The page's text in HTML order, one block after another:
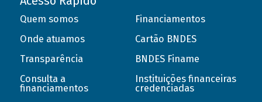
Quem somos
Onde atuamos
Transparência
Consulta a
financiamentos
Financiamentos
Cartão BNDES
BNDES Finame
Instituições financeiras
credenciadas